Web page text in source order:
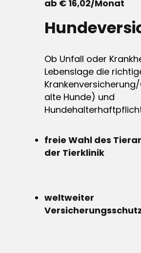
ab € 16,02/Monat
Ob Unfall oder
Lebenslage die
alte Hunde) und
freie Wahl des
der Tierklinik
weltweiter